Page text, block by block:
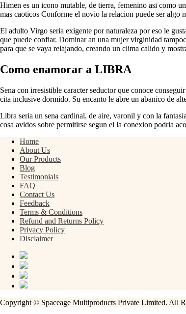
Himen es un icono mutable, de tierra, femenino asi­ como
mas caoticos Conforme el novio la relacion puede ser algo
El adulto Virgo seri­a exigente por naturaleza por eso le
que puede confiar. Dominar an una mujer virginidad
para que se vaya relajando, creando un clima calido y
Como enamorar a LIBRA
Sena con irresistible caracter seductor que conoce
cita inclusive dormido. Su encanto le abre un abanico de
Libra seri­a un sena cardinal, de aire, varonil y con la
cosa avidos sobre permitirse segun el la conexion podria
Home
About Us
Our Products
Blog
Testimonials
FAQ
Contact Us
Feedback
Terms & Conditions
Refund and Returns Policy
Privacy Policy
Disclaimer
Copyright © Spaceage Multiproducts Private Limited. All